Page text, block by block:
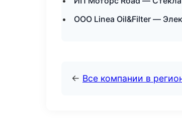
ООО Linea Oil&Filter —
← Все компании в